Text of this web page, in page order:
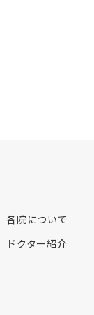
各院について
ドクター紹介